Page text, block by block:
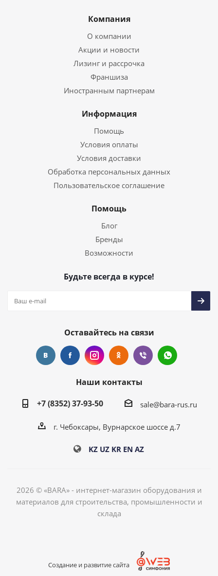
Компания
О компании
Акции и новости
Лизинг и рассрочка
Франшиза
Иностранным партнерам
Информация
Помощь
Условия оплаты
Условия доставки
Обработка персональных данных
Пользовательское соглашение
Помощь
Блог
Бренды
Возможности
Будьте всегда в курсе!
Оставайтесь на связи
Наши контакты
+7 (8352) 37-93-50
sale@bara-rus.ru
г. Чебоксары, Вурнарское шоссе д.7
KZ UZ KR EN AZ
2026 © «BARA» - интернет-магазин оборудования и
материалов для строительства, промышленности и
склада
Создание и развитие сайта